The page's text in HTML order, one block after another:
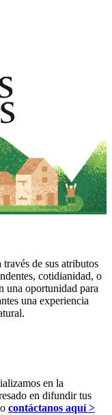
de sus atributos
cotidianidad, o
una oportunidad para
una experiencia
en la
en difundir tus
contáctanos aquí >